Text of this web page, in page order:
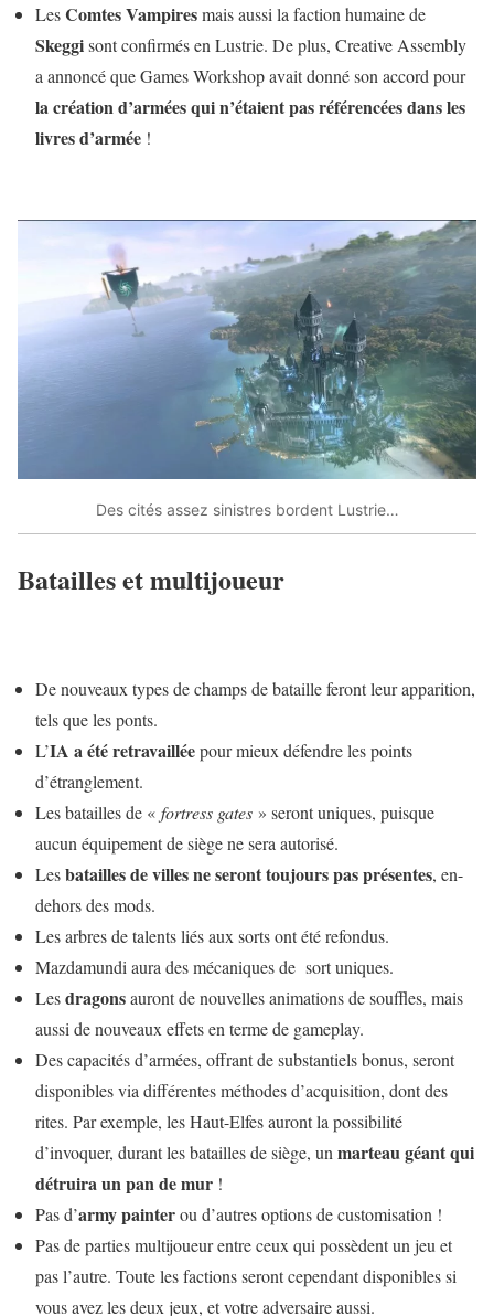
LesComtes Vampiresmais aussi la faction humaine de
Skeggisont confirmés en Lustrie. De plus, Creative Assembly
a annoncé que Games Workshop avait donné son accord pour
la création d’armées qui n’étaient pas référencées dans les
livres d’armée !
Des cités assez sinistres bordent Lustrie…
Batailles et multijoueur
De nouveaux types de champs de bataille feront leur apparition,
tels que les ponts.
L’IA a été retravailléepour mieux défendre les points
d’étranglement.
Les batailles de « fortress gates » seront uniques, puisque
aucun équipement de siège ne sera autorisé.
Lesbatailles de villes ne seront toujours pas présentes, en-
dehors des mods.
Les arbres de talents liés aux sorts ont été refondus.
Mazdamundi aura des mécaniques de sort uniques.
Lesdragonsauront de nouvelles animations de souffles, mais
aussi de nouveaux effets en terme de gameplay.
Des capacités d’armées, offrant de substantiels bonus, seront
disponibles via différentes méthodes d’acquisition, dont des
rites. Par exemple, les Haut-Elfes auront la possibilité
d’invoquer, durant les batailles de siège, un marteau géant qui
détruira un pan de mur !
Pas d’army painterou d’autres options de customisation !
Pas de parties multijoueur entre ceux qui possèdent un jeu et
pas l’autre. Toute les factions seront cependant disponibles si
vous avez les deux jeux, et votre adversaire aussi.